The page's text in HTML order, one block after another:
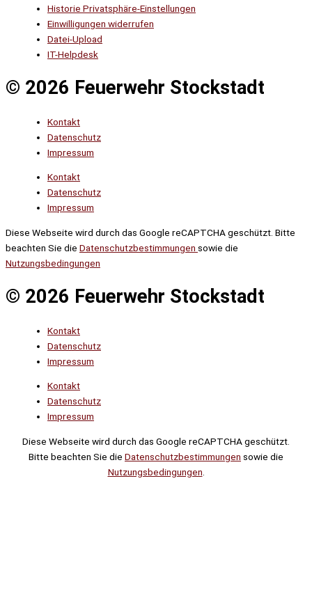
Historie Privatsphäre-Einstellungen
Einwilligungen widerrufen
Datei-Upload
IT-Helpdesk
© 2026 Feuerwehr Stockstadt
Kontakt
Datenschutz
Impressum
Kontakt
Datenschutz
Impressum
Diese Webseite wird durch das Google reCAPTCHA geschützt. Bitte
beachten Sie die Datenschutzbestimmungen sowie die
Nutzungsbedingungen
© 2026 Feuerwehr Stockstadt
Kontakt
Datenschutz
Impressum
Kontakt
Datenschutz
Impressum
Diese Webseite wird durch das Google reCAPTCHA geschützt.
Bitte beachten Sie die Datenschutzbestimmungen sowie die
Nutzungsbedingungen